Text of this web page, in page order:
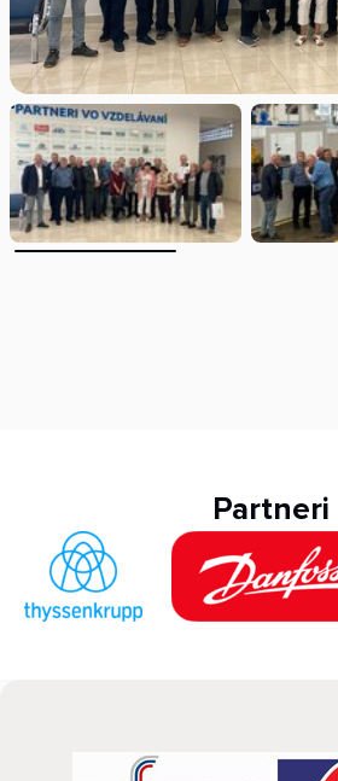
Partneri